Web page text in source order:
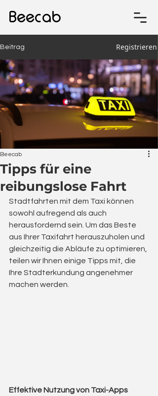
Beecab
Beitrag Registrieren
Tipps für eine
reibungslose Fahrt
Beecab
Stadtfahrten mit dem Taxi können
sowohl aufregend als auch
herausfordernd sein. Um das Beste
aus Ihrer Taxifahrt herauszuholen und
gleichzeitig die Abläufe zu optimieren,
teilen wir Ihnen einige Tipps mit, die
Ihre Stadterkundung angenehmer
machen werden.
Effektive Nutzung von Taxi-Apps